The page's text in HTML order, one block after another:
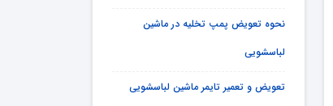
نحوه تعویض پمپ تخلیه در ماشین
لباسشویی
تعویض و تعمیر تایمر ماشین لباسشویی